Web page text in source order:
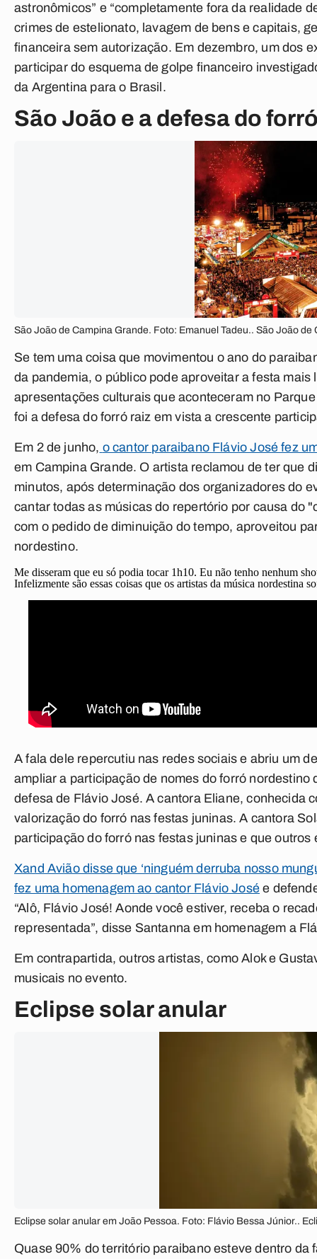
astronômicos” e “completamente fora da realidade
crimes de estelionato, lavagem de bens e capitais,
financeira sem autorização. Em dezembro, um dos
participar do esquema de golpe financeiro
da Argentina para o Brasil.
São João e a defesa do
São João de Campina Grande. Foto: Emanuel Tadeu.. São João
Se tem uma coisa que movimentou o ano do
da pandemia, o público pode aproveitar a festa
apresentações culturais que aconteceram no
foi a defesa do forró raiz em vista a crescente
Em 2 de junho, o cantor paraibano Flávio José fez
em Campina Grande. O artista reclamou de ter que
minutos, após determinação dos organizadores do
cantar todas as músicas do repertório por causa do
com o pedido de diminuição do tempo, aproveitou
nordestino.
Me disseram que eu só podia tocar 1h10. Eu não tenho nenhum
Infelizmente são essas coisas que os artistas da música nordestina
A fala dele repercutiu nas redes sociais e abriu um
ampliar a participação de nomes do forró
defesa de Flávio José. A cantora Eliane, conhecida
valorização do forró nas festas juninas. A cantora
participação do forró nas festas juninas e que
Xand Avião disse que ‘ninguém derruba nosso
fez uma homenagem ao cantor Flávio José e
“Alô, Flávio José! Aonde você estiver, receba o
representada”, disse Santanna em homenagem a
Em contrapartida, outros artistas, como Alok e
musicais no evento.
Eclipse solar anular
Eclipse solar anular em João Pessoa. Foto: Flávio Bessa Júnior..
Quase 90% do território paraibano esteve dentro